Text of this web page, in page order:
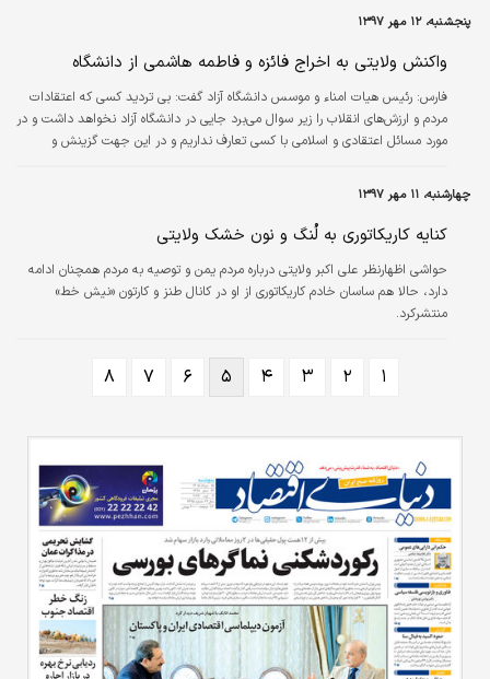
این تحول انقلابی در دانشگاه آزاد اسلامی روانه کرده است.
پنجشنبه، ۱۲ مهر ۱۳۹۷
واکنش ولایتی به اخراج فائزه و فاطمه هاشمی از دانشگاه
فارس: رئیس هیات امناء و موسس دانشگاه آزاد گفت: بی تردید کسی که اعتقادات
مردم و ارزش‌های انقلاب را زیر سوال می‌برد جایی در دانشگاه آزاد نخواهد داشت و در
مورد مسائل اعتقادی و اسلامی با کسی تعارف نداریم و در این جهت گزینش و
چهارشنبه، ۱۱ مهر ۱۳۹۷
کنایه کاریکاتوری به لُنگ و نون خشک ولایتی
حواشی اظهارنظر علی اکبر ولایتی درباره مردم یمن و توصیه به مردم همچنان ادامه
دارد، حالا هم ساسان خادم کاریکاتوری از او در کانال طنز و کارتون «نیش خط»
منتشرکرد.
۱ ۲ ۳ ۴ ۵ ۶ ۷ ۸